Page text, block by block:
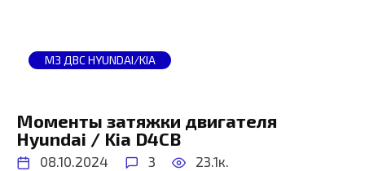
МЗ ДВС HYUNDAI/KIA
Моменты затяжки двигателя
Hyundai / Kia D4CB
08.10.2024 3 23.1к.